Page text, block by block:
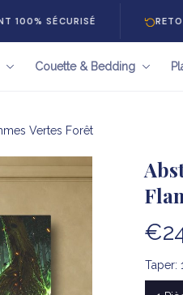
RETOURS
Couette & Bedding
Vertes Forêt
Taper: